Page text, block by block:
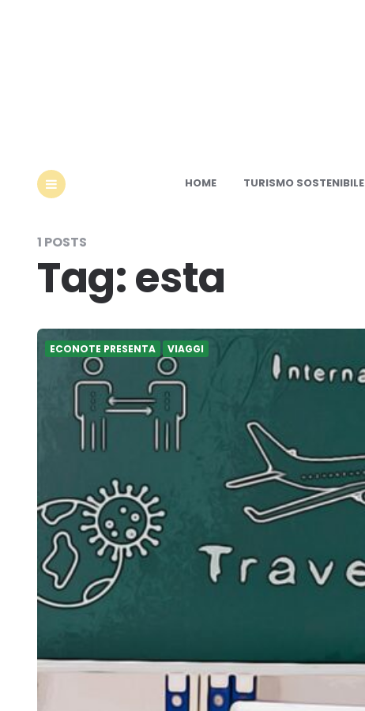
HOME TURISMO SOSTENIBILE
1 POSTS
Tag:esta
ECONOTE PRESENTA VIAGGI